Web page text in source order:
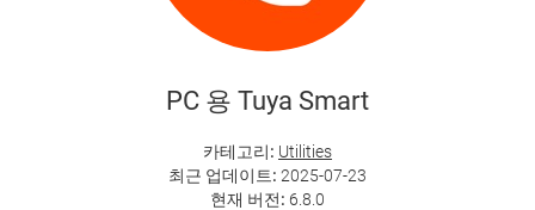
PC 용 Tuya Smart
카테고리: Utilities
최근 업데이트: 2025-07-23
현재 버전: 6.8.0